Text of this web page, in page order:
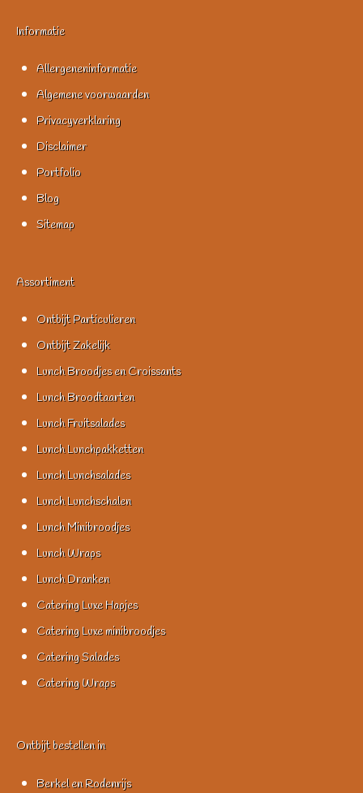
Informatie
Allergeneninformatie
Algemene voorwaarden
Privacyverklaring
Disclaimer
Portfolio
Blog
Sitemap
Assortiment
Ontbijt Particulieren
Ontbijt Zakelijk
Lunch Broodjes en Croissants
Lunch Broodtaarten
Lunch Fruitsalades
Lunch Lunchpakketten
Lunch Lunchsalades
Lunch Lunchschalen
Lunch Minibroodjes
Lunch Wraps
Lunch Dranken
Catering Luxe Hapjes
Catering Luxe minibroodjes
Catering Salades
Catering Wraps
Ontbijt bestellen in
Berkel en Rodenrijs